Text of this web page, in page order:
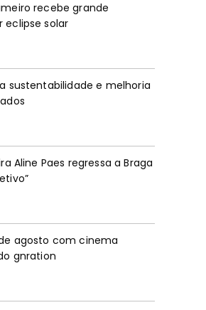
recebe grande
eclipse solar
sustentabilidade e melhoria
Aline Paes regressa a Braga
agosto com cinema
gnration